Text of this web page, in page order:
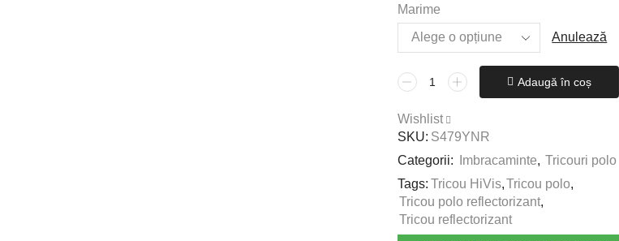
Marime
Anulează
Cantitate
Polo
doua
albastru,
galben
Adaugă în coș
Wishlist
SKU: S479YNR
Categorii:
Imbracaminte, Tricouri polo
Tags: Tricou HiVis,Tricou polo,
Tricou polo reflectorizant,
Tricou reflectorizant